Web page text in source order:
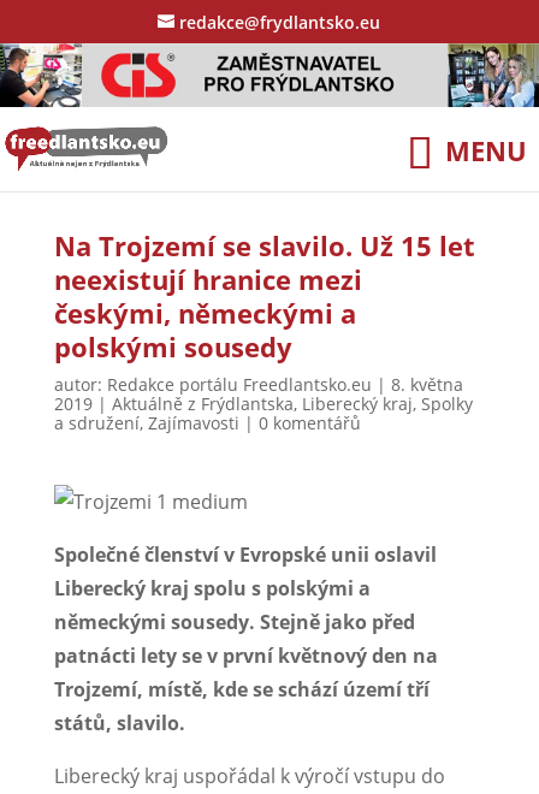
redakce@frydlantsko.eu
Na Trojzemí se slavilo. Už 15 let
neexistují hranice mezi
českými, německými a
polskými sousedy
autor: Redakce portálu Freedlantsko.eu | 8. května
2019| Aktuálně z Frýdlantska, Liberecký kraj, Spolky
a sdružení, Zajímavosti | 0 komentářů
Společné členství v Evropské unii oslavil
Liberecký kraj spolu s polskými a
německými sousedy. Stejně jako před
patnácti lety se v první květnový den na
Trojzemí, místě, kde se schází území tří
států, slavilo.
Liberecký kraj uspořádal k výročí vstupu do